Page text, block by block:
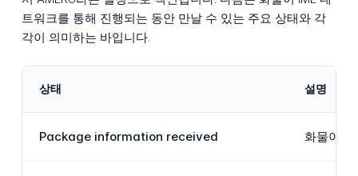
트워크를 통해 진행되는 동안 만날 수 있는 주요 상태와 각
각이 의미하는 바입니다.
상태 설명
Package information received 화물이